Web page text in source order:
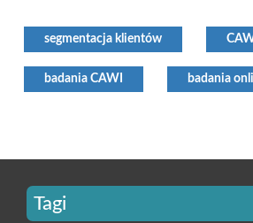
segmentacja klientów
badania CAWI badania
Tagi